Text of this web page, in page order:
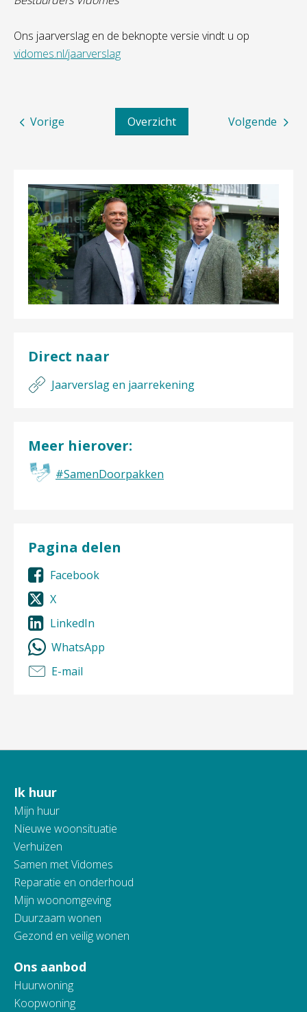
Ons jaarverslag en de beknopte versie vindt u op
vidomes.nl/jaarverslag
Volgende
Overzicht
Vorige
Direct naar
Jaarverslag en jaarrekening
Meer hierover:
#SamenDoorpakken
Pagina delen
Facebook
X
LinkedIn
WhatsApp
E-mail
Contactinformatie
Ik huur
Mijn huur
Nieuwe woonsituatie
Verhuizen
Samen met Vidomes
Reparatie en onderhoud
Mijn woonomgeving
Duurzaam wonen
Gezond en veilig wonen
Ons aanbod
Huurwoning
Koopwoning